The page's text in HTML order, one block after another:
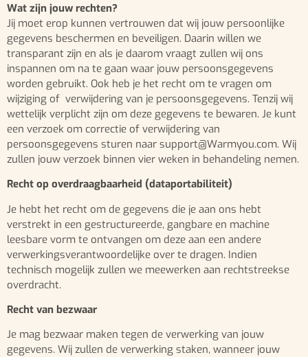
Wat zijn jouw rechten?
Jij moet erop kunnen vertrouwen dat wij jouw persoonlijke
gegevens beschermen en beveiligen. Daarin willen we
transparant zijn en als je daarom vraagt zullen wij ons
inspannen om na te gaan waar jouw persoonsgegevens
worden gebruikt. Ook heb je het recht om te vragen om
wijziging of verwijdering van je persoonsgegevens. Tenzij wij
wettelijk verplicht zijn om deze gegevens te bewaren. Je kunt
een verzoek om correctie of verwijdering van
persoonsgegevens sturen naar support@Warmyou.com. Wij
zullen jouw verzoek binnen vier weken in behandeling nemen.
Recht op overdraagbaarheid (dataportabiliteit)
Je hebt het recht om de gegevens die je aan ons hebt
verstrekt in een gestructureerde, gangbare en machine
leesbare vorm te ontvangen om deze aan een andere
verwerkingsverantwoordelijke over te dragen. Indien
technisch mogelijk zullen we meewerken aan rechtstreekse
overdracht.
Recht van bezwaar
Je mag bezwaar maken tegen de verwerking van jouw
gegevens. Wij zullen de verwerking staken, wanneer jouw